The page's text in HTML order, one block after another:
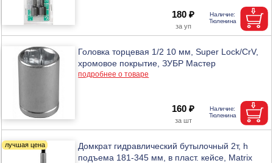
180 ₽
Головка торцевая 1/2 10 мм, Super Lock/CrV,
хромовое покрытие, ЗУБР Мастер
подробнее о товаре
160 ₽
Домкрат гидравлический бутылочный 2т, h
подъема 181-345 мм, в пласт. кейсе, Matrix